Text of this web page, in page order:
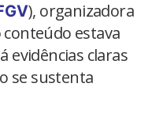
), organizadora
estava
evidências claras
se sustenta